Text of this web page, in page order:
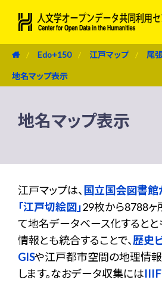
Edo+150 江戸マップ 尾
地名マップ表示
地名マップ表示
江戸マップは、 国立国会図書
「江戸切絵図」29枚から8788ヶ
て地名データベース化するとと
情報とも統合することで、歴史
GISや江戸都市空間の地理情
します。なおデータ収集には